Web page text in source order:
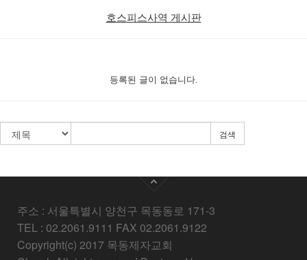
호스피스사역 게시판
등록된 글이 없습니다.
검색
주소 : 서울특별시 양천구 목동동로 171-3
TEL : 02.2061.9111 FAX 02.2061.9122
Copyright(c) 2017 목동제자교회